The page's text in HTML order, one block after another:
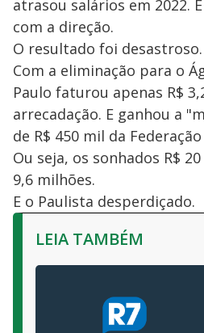
atrasou salários em 2022.
com a direção.
O resultado foi desastroso.
Com a eliminação para o
Paulo faturou apenas R$
arrecadação. E ganhou a
de R$ 450 mil da
Ou seja, os sonhados R$
9,6 milhões.
E o Paulista desperdiçado.
LEIA TAMBÉM